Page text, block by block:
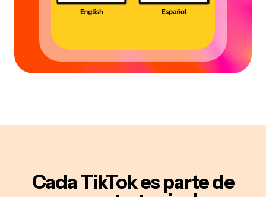
Cada TikTok es parte de